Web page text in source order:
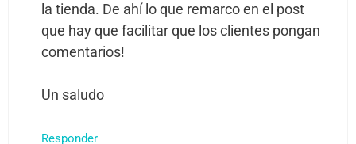
la tienda. De ahí lo que remarco en el post
que hay que facilitar que los clientes pongan
comentarios!
Un saludo
Responder